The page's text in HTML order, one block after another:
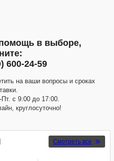
в выборе,
600-24-59
на ваши вопросы и сроках
с 9:00 до 17:00.
круглосуточно!
Смотреть все